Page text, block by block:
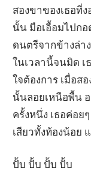
สองขาของเธอที่
นั้น มือเอื้อมไปกอ
ดนตรีจากข้างล่า
ในเวลานี้จนมิด เ
ใจต้องการ เมื่อ
นั้นลอยเหนือพื้น
ครั้งหนึ่ง เธอค่อย
เสียวทั้งท้องน้อย
ปั้บ ปั้บ ปั้บ ปั้บ